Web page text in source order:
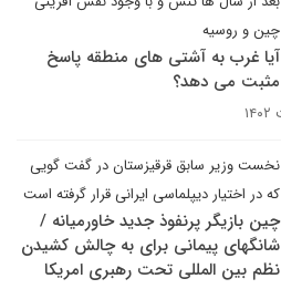
چین و روسیه
آیا غرب به آشتی های منطقه پاسخ
مثبت می دهد؟
نخست وزیر سابق قرقیزستان در گفت گویی
که در اختیار دیپلماسی ایرانی قرار گرفته است
چین بازیگر پرنفوذ جدید خاورمیانه /
شانگهای پیمانی برای به چالش کشیدن
نظم بین المللی تحت رهبری امریکا